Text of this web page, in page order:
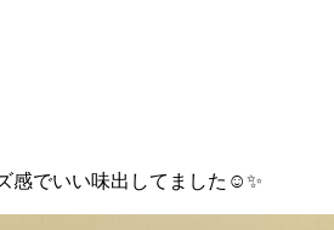
感でいい味出してました☺️✨